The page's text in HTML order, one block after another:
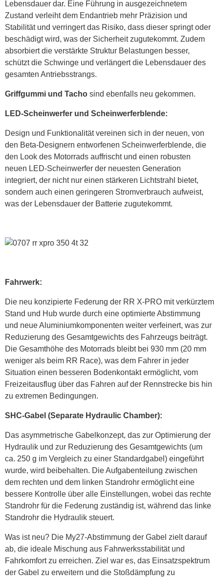
Lebensdauer dar. Eine Führung in ausgezeichnetem
Zustand verleiht dem Endantrieb mehr Präzision und
Stabilität und verringert das Risiko, dass dieser springt oder
beschädigt wird, was der Sicherheit zugutekommt. Zudem
absorbiert die verstärkte Struktur Belastungen besser,
schützt die Schwinge und verlängert die Lebensdauer des
gesamten Antriebsstrangs.
Griffgummi und Tacho sind ebenfalls neu gekommen.
LED-Scheinwerfer und Scheinwerferblende:
Design und Funktionalität vereinen sich in der neuen, von
den Beta-Designern entworfenen Scheinwerferblende, die
den Look des Motorrads auffrischt und einen robusten
neuen LED-Scheinwerfer der neuesten Generation
integriert, der nicht nur einen stärkeren Lichtstrahl bietet,
sondern auch einen geringeren Stromverbrauch aufweist,
was der Lebensdauer der Batterie zugutekommt.
Fahrwerk:
Die neu konzipierte Federung der RR X-PRO mit verkürztem
Stand und Hub wurde durch eine optimierte Abstimmung
und neue Aluminiumkomponenten weiter verfeinert, was zur
Reduzierung des Gesamtgewichts des Fahrzeugs beiträgt.
Die Gesamthöhe des Motorrads bleibt bei 930 mm (20 mm
weniger als beim RR Race), was dem Fahrer in jeder
Situation einen besseren Bodenkontakt ermöglicht, vom
Freizeitausflug über das Fahren auf der Rennstrecke bis hin
zu extremen Bedingungen.
SHC-Gabel (Separate Hydraulic Chamber):
Das asymmetrische Gabelkonzept, das zur Optimierung der
Hydraulik und zur Reduzierung des Gesamtgewichts (um
ca. 250 g im Vergleich zu einer Standardgabel) eingeführt
wurde, wird beibehalten. Die Aufgabenteilung zwischen
dem rechten und dem linken Standrohr ermöglicht eine
bessere Kontrolle über alle Einstellungen, wobei das rechte
Standrohr für die Federung zuständig ist, während das linke
Standrohr die Hydraulik steuert.
Was ist neu? Die My27-Abstimmung der Gabel zielt darauf
ab, die ideale Mischung aus Fahrwerksstabilität und
Fahrkomfort zu erreichen. Ziel war es, das Einsatzspektrum
der Gabel zu erweitern und die Stoßdämpfung zu